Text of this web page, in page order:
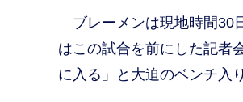
ブレーメンは現地時間30
はこの試合を前にした記者
に入る」と大迫のベンチ入